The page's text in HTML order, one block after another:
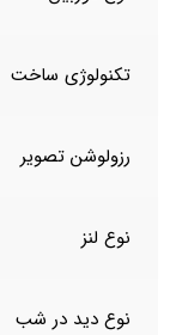
تکنولوژی ساخت
رزولوشن تصویر
نوع لنز
نوع دید در شب